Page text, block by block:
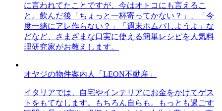
に言われてたことですが、今はオトコにも言えるこ
と。飲んだ後「ちょっと一杯寄ってかない？」、「今
度一緒にアレ作らない？」「週末ホムパしようよ」な
どなど、さまざまな口実に使える簡単レシピを人気料
理研究家がお教えします。
オヤジの物件案内人「LEON不動産」
イタリアでは、自宅やインテリアにお金をかけてゲス
トをもてなします。もちろん自らも。もっとも過ごす